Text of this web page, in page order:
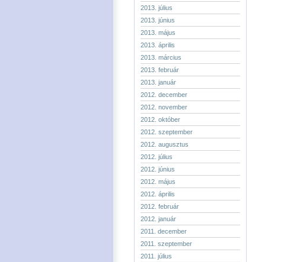
2013. július
2013. június
2013. május
2013. április
2013. március
2013. február
2013. január
2012. december
2012. november
2012. október
2012. szeptember
2012. augusztus
2012. július
2012. június
2012. május
2012. április
2012. február
2012. január
2011. december
2011. szeptember
2011. július